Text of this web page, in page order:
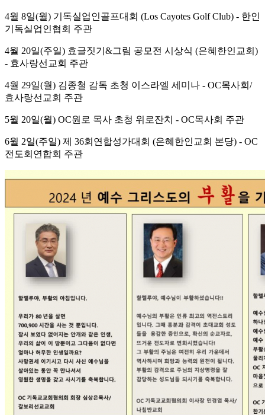
4월 8일(월) 기독실업인골프대회 (Los Cayotes Golf Club) - 한인
기독실업인협회 주관
4월 20일(주일) 효글짓기&그림 공모전 시상식 (은혜한인교회)
- 효사랑선교회 주관
4월 29일(월) 김종철 감독 초청 이스라엘 세미나 - OC목사회/
효사랑선교회 주관
5월 20일(월) OC원로 목사 초청 위로잔치 - OC목사회 주관
6월 2일(주일) 제 36회연합성가대회 (은혜한인교회 본당) - OC
전도회연합회 주관